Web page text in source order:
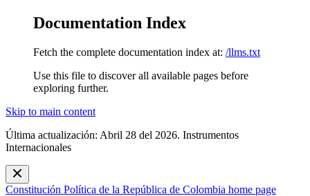
Documentation Index
Fetch the complete documentation index at: /llms.txt
Use this file to discover all available pages before
exploring further.
Skip to main content
Última actualización: Abril 28 del 2026. Instrumentos
Internacionales
Constitución Política de la República de Colombia home page